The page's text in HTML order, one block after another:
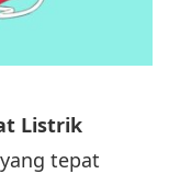
Listrik
tepat